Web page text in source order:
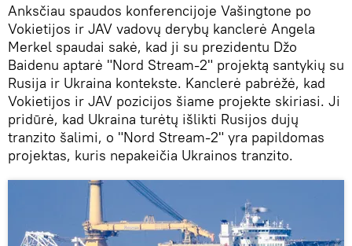
Anksčiau spaudos konferencijoje Vašingtone po
Vokietijos ir JAV vadovų derybų kanclerė Angela
Merkel spaudai sakė, kad ji su prezidentu Džo
Baidenu aptarė "Nord Stream-2" projektą santykių su
Rusija ir Ukraina kontekste. Kanclerė pabrėžė, kad
Vokietijos ir JAV pozicijos šiame projekte skiriasi. Ji
pridūrė, kad Ukraina turėtų išlikti Rusijos dujų
tranzito šalimi, o "Nord Stream-2" yra papildomas
projektas, kuris nepakeičia Ukrainos tranzito.